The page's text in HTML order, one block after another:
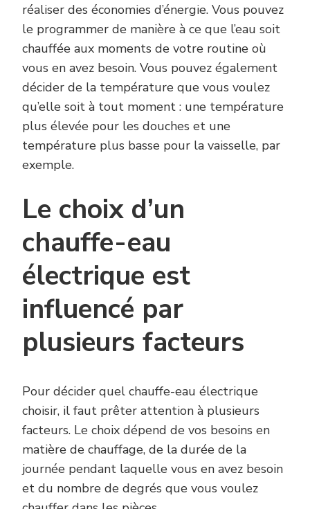
réaliser des économies d’énergie. Vous pouvez
le programmer de manière à ce que l’eau soit
chauffée aux moments de votre routine où
vous en avez besoin. Vous pouvez également
décider de la température que vous voulez
qu’elle soit à tout moment : une température
plus élevée pour les douches et une
température plus basse pour la vaisselle, par
exemple.
Le choix d’un
chauffe-eau
électrique est
influencé par
plusieurs facteurs
Pour décider quel chauffe-eau électrique
choisir, il faut prêter attention à plusieurs
facteurs. Le choix dépend de vos besoins en
matière de chauffage, de la durée de la
journée pendant laquelle vous en avez besoin
et du nombre de degrés que vous voulez